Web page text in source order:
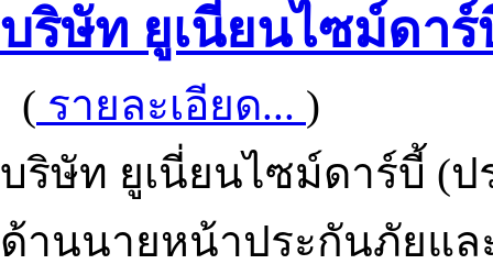
บริษัท ยูเนี่ยนไซม์ดาร์
( รายละเอียด... )
บริษัท ยูเนี่ยนไซม์ดาร์บี้ (ป
ด้านนายหน้าประกันภัยแ